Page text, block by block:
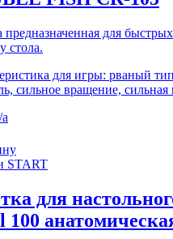
предназначенная для
стола.
для игры: рваный
сильное вращение, сильная
START
для
100